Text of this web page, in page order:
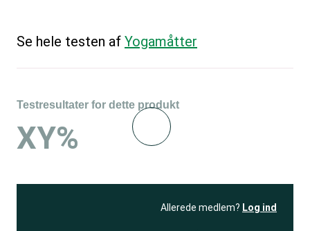
Se hele testen af Yogamåtter
Testresultater for dette produkt
XY%
Allerede medlem? Log ind